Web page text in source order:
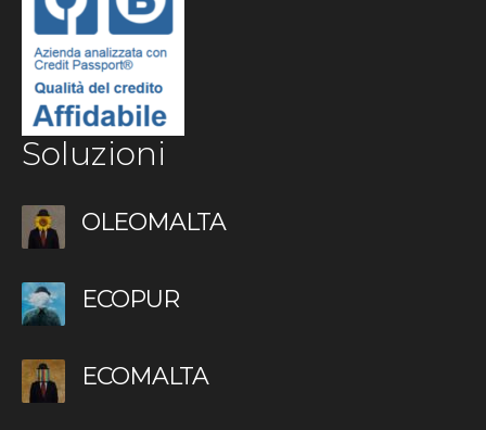
Soluzioni
OLEOMALTA
ECOPUR
ECOMALTA